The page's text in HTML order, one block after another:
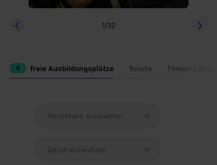
1/32
4 freie Ausbildungsplätze Berufe Firmen-